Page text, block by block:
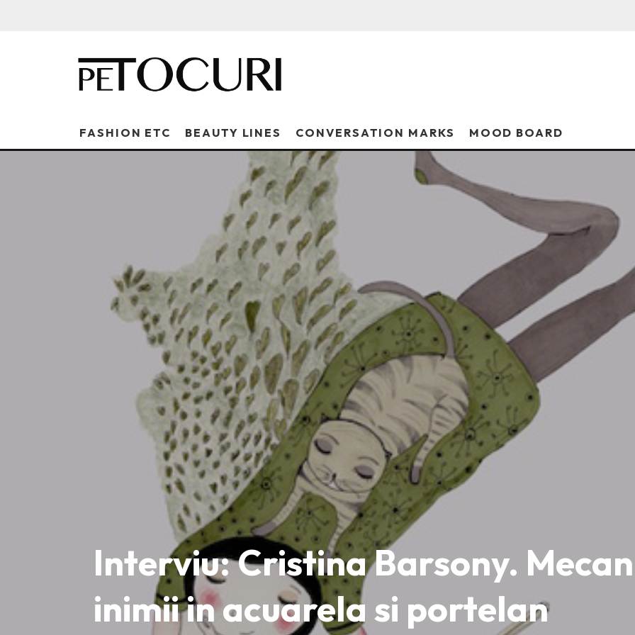
FASHION ETC BEAUTY LINES CONVERSATION MARKS MOOD BOARD
Interviu: Cristina Barsony.
inimii in acuarela si portelan